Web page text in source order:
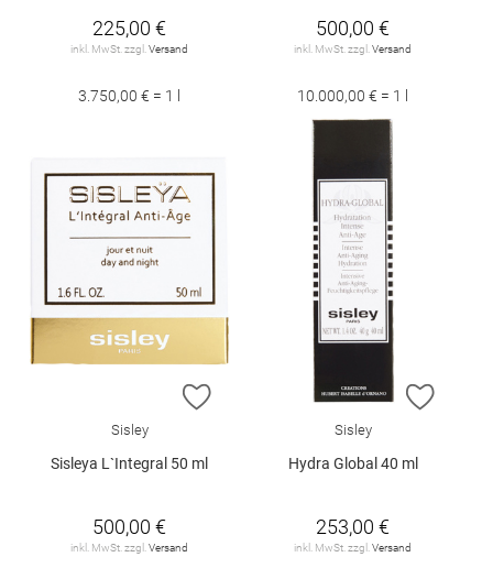
225,00 €
inkl. MwSt. zzgl. Versand
3.750,00 € = 1 l
500,00 €
inkl. MwSt. zzgl. Versand
10.000,00 € = 1 l
ZUR WUNSCHLISTE HINZUFÜGEN
Sisley
Sisleya L`Integral 50 ml
500,00 €
inkl. MwSt. zzgl. Versand
ZUR
Sisley
Hydra Global 40 ml
253,00 €
inkl. MwSt. zzgl. Versand